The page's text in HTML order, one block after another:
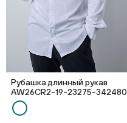
Рубашка длинный рукав
AW26CR2-19-23275-342480